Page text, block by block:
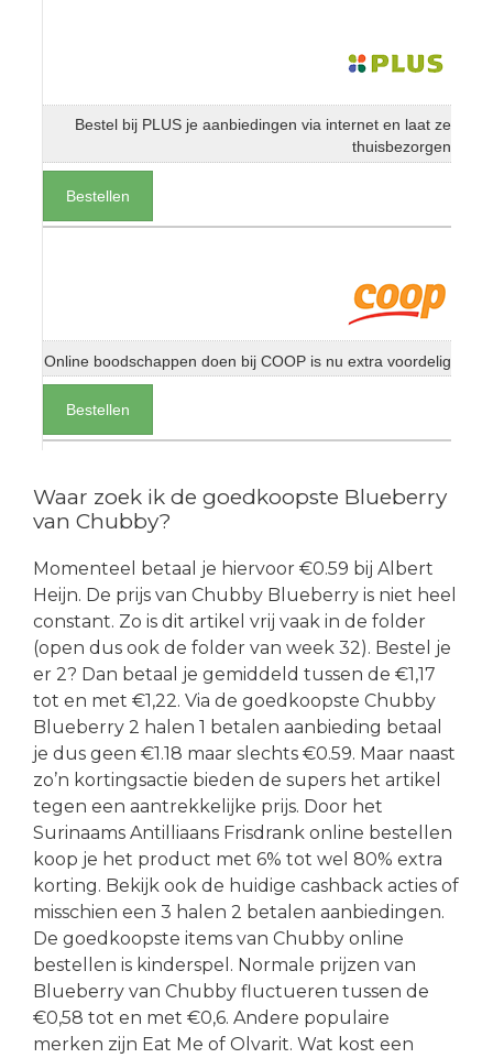
Bestel bij PLUS je aanbiedingen via internet en laat ze
thuisbezorgen
Bestellen
Online boodschappen doen bij COOP is nu extra voordelig
Bestellen
Waar zoek ik de goedkoopste Blueberry
van Chubby?
Momenteel betaal je hiervoor €0.59 bij Albert
Heijn. De prijs van Chubby Blueberry is niet heel
constant. Zo is dit artikel vrij vaak in de folder
(open dus ook de folder van week 32). Bestel je
er 2? Dan betaal je gemiddeld tussen de €1,17
tot en met €1,22. Via de goedkoopste Chubby
Blueberry 2 halen 1 betalen aanbieding betaal
je dus geen €1.18 maar slechts €0.59. Maar naast
zo’n kortingsactie bieden de supers het artikel
tegen een aantrekkelijke prijs. Door het
Surinaams Antilliaans Frisdrank online bestellen
koop je het product met 6% tot wel 80% extra
korting. Bekijk ook de huidige cashback acties of
misschien een 3 halen 2 betalen aanbiedingen.
De goedkoopste items van Chubby online
bestellen is kinderspel. Normale prijzen van
Blueberry van Chubby fluctueren tussen de
€0,58 tot en met €0,6. Andere populaire
merken zijn Eat Me of Olvarit. Wat kost een